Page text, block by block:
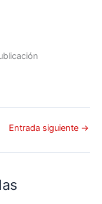
Entrada siguiente →